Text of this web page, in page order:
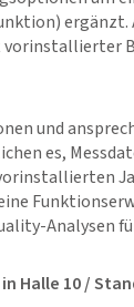
ergänzt.
vorinstallierter
und
es,
Analysen
Halle 10 /